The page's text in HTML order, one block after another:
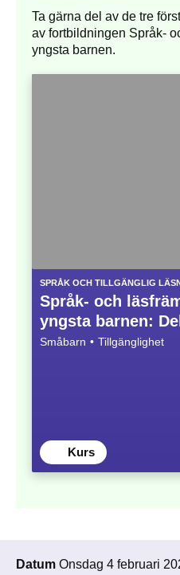
Datum Onsdag 4 februari
Ta gärna del av de tre
av fortbildningen Språk-
yngsta barnen.
SPRÅK OCH TILLGÄNGLIG
Språk- och
yngsta barnen:
språkutveckling
Småbarn Tillgänglighet
Kurs